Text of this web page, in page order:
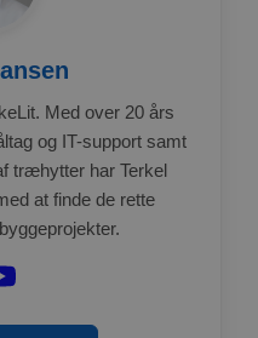
Med over 20 års
og IT-support samt
træhytter har Terkel
at finde de rette